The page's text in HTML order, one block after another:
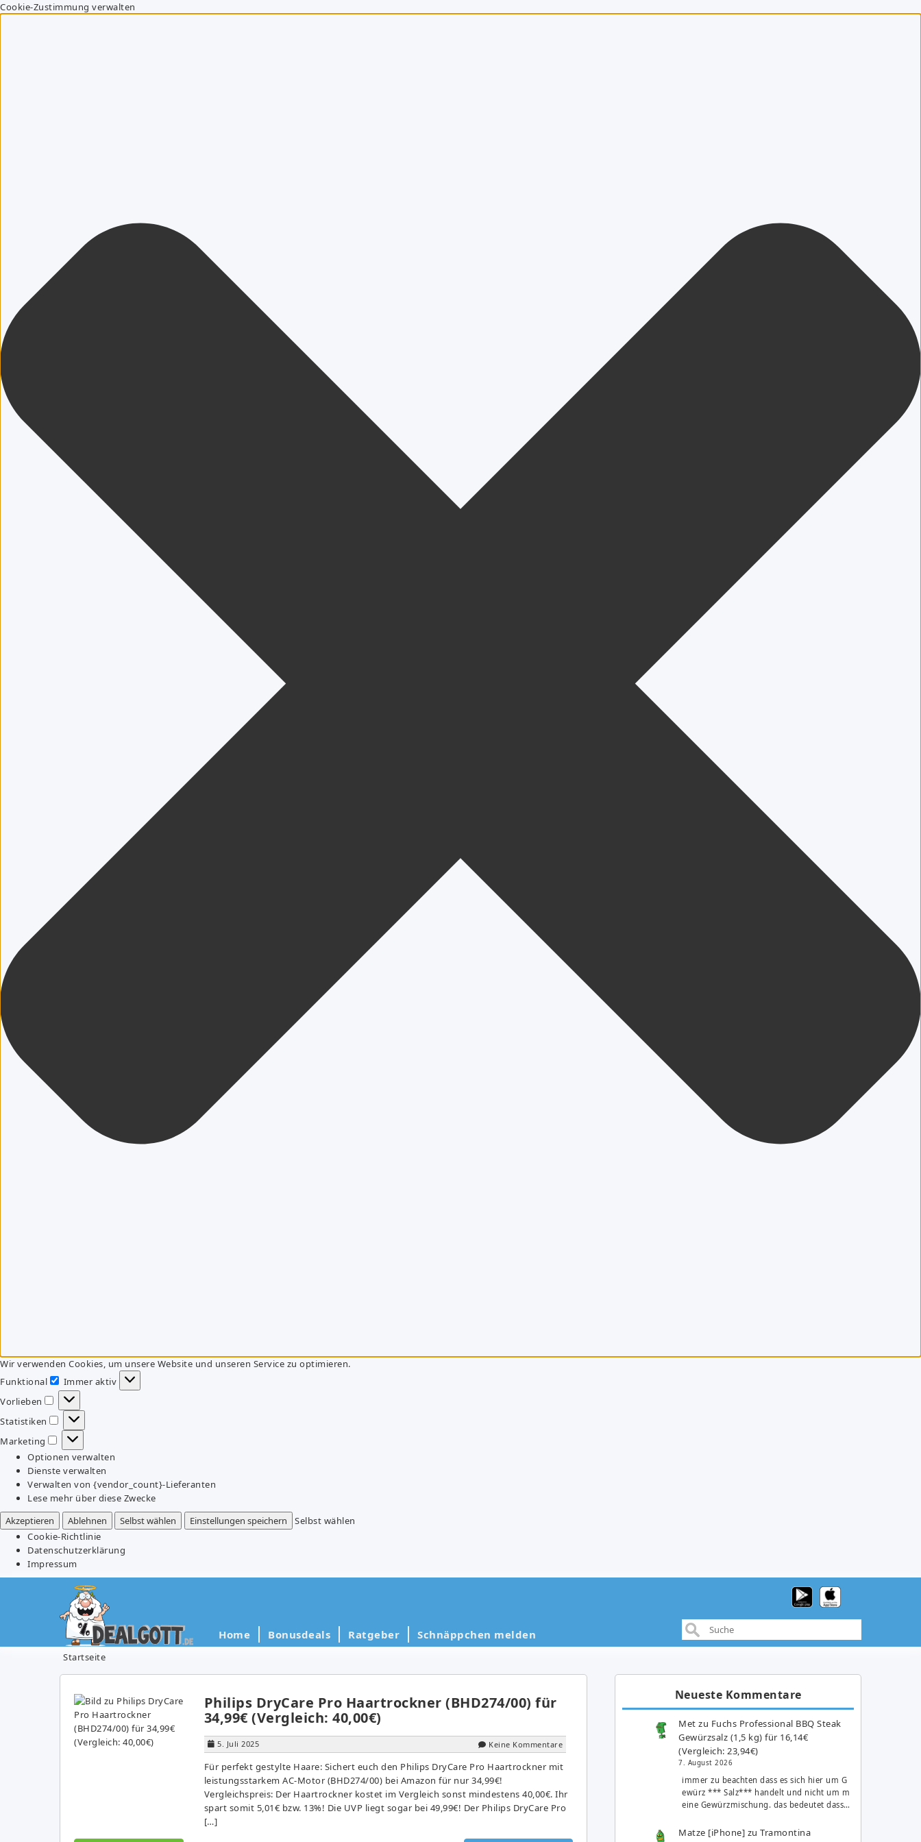
Cookie-Zustimmung verwalten
Wir verwenden Cookies, um unsere Website und unseren Service zu optimieren.
Funktional
Funktional
Immer aktiv
Vorlieben
Vorlieben
Statistiken
Statistiken
Marketing
Marketing
Optionen verwalten
Dienste verwalten
Verwalten von {vendor_count}-Lieferanten
Lese mehr über diese Zwecke
Akzeptieren
Ablehnen Selbst wählen Einstellungen speichern
Selbst wählen
Cookie-Richtlinie
Datenschutzerklärung
Impressum
Home Bonusdeals Ratgeber Schnäppchen melden
Startseite
Philips DryCare Pro Haartrockner (BHD274/00) für
34,99€ (Vergleich: 40,00€)
5. Juli 2025 Keine Kommentare
Für perfekt gestylte Haare: Sichert euch den Philips DryCare Pro Haartrockner mit
leistungsstarkem AC-Motor (BHD274/00) bei Amazon für nur 34,99€!
Vergleichspreis: Der Haartrockner kostet im Vergleich sonst mindestens 40,00€. Ihr
spart somit 5,01€ bzw. 13%! Die UVP liegt sogar bei 49,99€! Der Philips DryCare Pro
[…]
Neueste Kommentare
Met zu Fuchs Professional BBQ Steak
Gewürzsalz (1,5 kg) für 16,14€
(Vergleich: 23,94€)
7. August 2026
immer zu beachten dass es sich hier um G
ewürz *** Salz*** handelt und nicht um m
eine Gewürzmischung. das bedeutet dass…
Matze [iPhone] zuTramontina